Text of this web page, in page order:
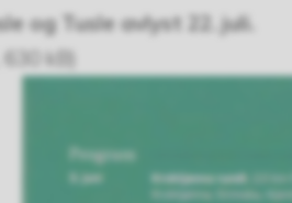
og Tusle avlyst 22. juli.
630 kB)